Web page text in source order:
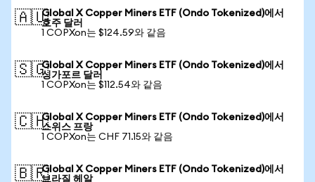
🇦🇺Global X Copper Miners ETF (Ondo Tokenized)에서
호주 달러
1 COPXon는 $124.59와 같음
🇸🇬Global X Copper Miners ETF (Ondo Tokenized)에서
싱가포르 달러
1 COPXon는 $112.54와 같음
🇨🇭Global X Copper Miners ETF (Ondo Tokenized)에서
스위스 프랑
1 COPXon는 CHF 71.15와 같음
🇧🇷Global X Copper Miners ETF (Ondo Tokenized)에서
브라질 헤알